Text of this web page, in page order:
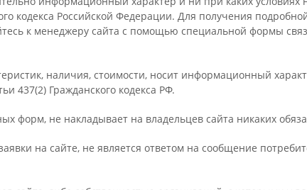
кодекса Российской Федерации. Для получения
к менеджеру сайта с помощью специальной формы
наличия, стоимости, носит информационный
437(2) Гражданского кодекса РФ.
форм, не накладывает на владельцев сайта никаких
на сайте, не является ответом на сообщение